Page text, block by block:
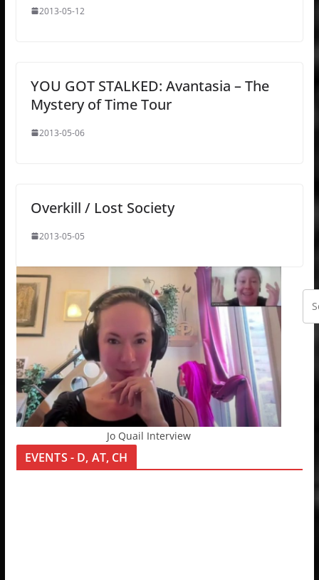
2013-05-12
YOU GOT STALKED: Avantasia – The
Mystery of Time Tour
2013-05-06
Overkill / Lost Society
2013-05-05
Jo Quail Interview
EVENTS - D, AT, CH